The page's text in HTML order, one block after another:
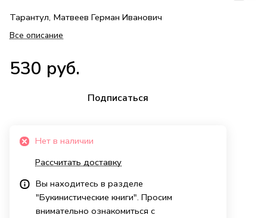
Тарантул, Матвеев Герман Иванович
Все описание
530 руб.
Подписаться
Нет в наличии
Рассчитать доставку
Вы находитесь в разделе
"Букинистические книги". Просим
внимательно ознакомиться с